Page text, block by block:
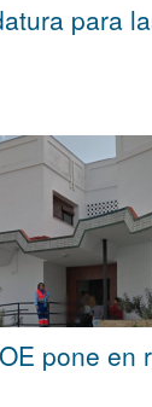
para
pone en